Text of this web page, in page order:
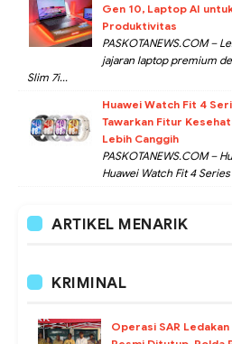
Gen 10, Laptop AI
Produktivitas
PASKOTANEWS.COM –
jajaran laptop premium
Slim 7i...
Huawei Watch Fit 4
Tawarkan Fitur
Lebih Canggih
PASKOTANEWS.COM –
Huawei Watch Fit 4
ARTIKEL MENARIK
KRIMINAL
Operasi SAR